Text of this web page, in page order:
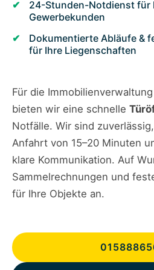
24-Stunden-Notdienst für
Gewerbekunden
Dokumentierte Abläufe &
für Ihre Liegenschaften
Für die
bieten wir eine schnelle
Notfälle. Wir sind
Anfahrt von 15–20 Minuten
klare Kommunikation. Auf
Sammelrechnungen und
für Ihre Objekte an.